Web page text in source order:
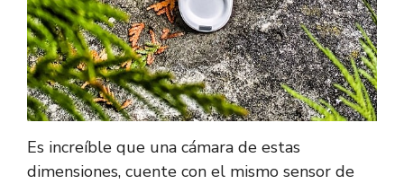
Es increíble que una cámara de estas
dimensiones, cuente con el mismo sensor de